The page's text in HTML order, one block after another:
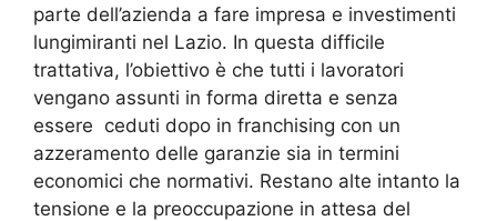
parte dell’azienda a fare impresa e investimenti
lungimiranti nel Lazio. In questa difficile
trattativa, l’obiettivo è che tutti i lavoratori
vengano assunti in forma diretta e senza
essere ceduti dopo in franchising con un
azzeramento delle garanzie sia in termini
economici che normativi. Restano alte intanto la
tensione e la preoccupazione in attesa del